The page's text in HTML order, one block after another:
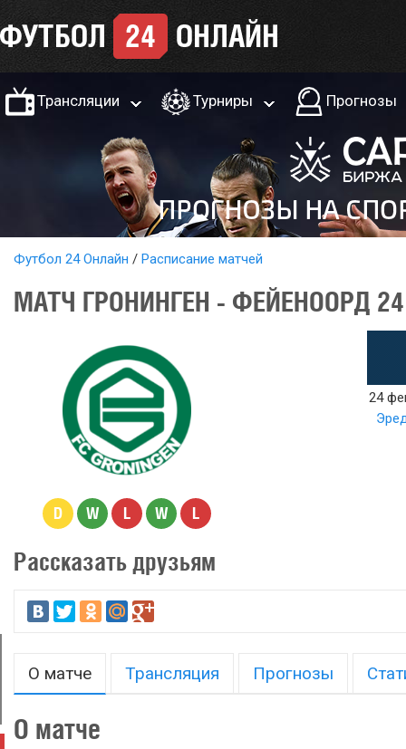
Трансляции Турниры Прогнозы
Футбол 24 Онлайн Расписание матчей
МАТЧ ГРОНИНГЕН - ФЕЙЕНООРД
D W L W L
24
Рассказать друзьям
О матче Трансляция Прогнозы
О матче